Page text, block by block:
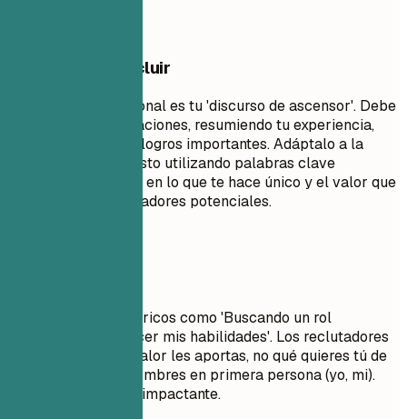
Qué conviene incluir
Un resumen profesional es tu 'discurso de ascensor'. Debe
tener entre 3 y 5 oraciones, resumiendo tu experiencia,
habilidades clave y logros importantes. Adáptalo a la
descripción del puesto utilizando palabras clave
relevantes. Enfócate en lo que te hace único y el valor que
aportas a los empleadores potenciales.
Evita objetivos genéricos como 'Buscando un rol
desafiante para crecer mis habilidades'. Los reclutadores
quieren saber qué valor les aportas, no qué quieres tú de
ellos. No uses pronombres en primera persona (yo, mi).
Mantenlo conciso e impactante.